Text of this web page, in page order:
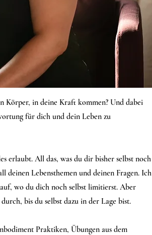
Körper, in deine Kraft kommen? Und dabei
für dich und dein Leben zu
erlaubt. All das, was du dir bisher selbst noch
deinen Lebensthemen und deinen Fragen. Ich
wo du dich noch selbst limitierst. Aber
bis du selbst dazu in der Lage bist.
Praktiken, Übungen aus dem